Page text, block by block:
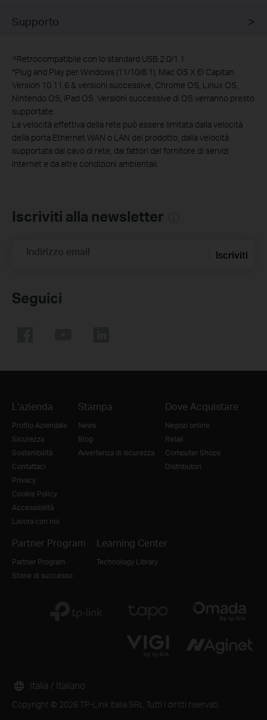
Supporto
^Retrocompatibile con lo standard USB 2.0/1.1
*Plug and Play per Windows (11/10/8.1), Mac OS X El Capitan
Version 10.11.6 & versioni successive, Chrome OS, Linux OS,
Nintendo OS, iPad OS. Versioni successive di OS verranno presto
supportate.
La velocità effettiva della rete può essere limitata dalla velocità
della porta Ethernet WAN o LAN del prodotto, dalla velocità
supportata dal cavo di rete, dai fattori del fornitore di servizi
Internet e da altre condizioni ambientali.
Iscriviti alla newsletter
Indirizzo email Iscriviti
Seguici
L'azienda
Profilo Aziendale
Sicurezza
Sostenibilità
Contattaci
Privacy
Cookie Policy
Accessibilità
Lavora con noi
Stampa
News
Blog
Avvertenza di sicurezza
Dove Acquistare
Negozi online
Retail
Computer Shops
Distributori
Partner Program
Partner Program
Storie di successo
Learning Center
Technology Library
Copyright © 2026 TP-Link Italia SRL Tutti i diritti riservati.
Italia / Italiano